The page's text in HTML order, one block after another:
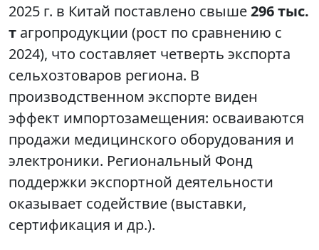
2025 г. в Китай поставлено свыше296 тыс.
т агропродукции (рост по сравнению с
2024), что составляет четверть экспорта
сельхозтоваров региона. В
производственном экспорте виден
эффект импортозамещения: осваиваются
продажи медицинского оборудования и
электроники. Региональный Фонд
поддержки экспортной деятельности
оказывает содействие (выставки,
сертификация и др.).